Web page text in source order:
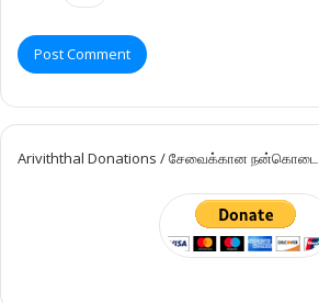
Ariviththal Donations / சேவைக்கான நன்கொடை